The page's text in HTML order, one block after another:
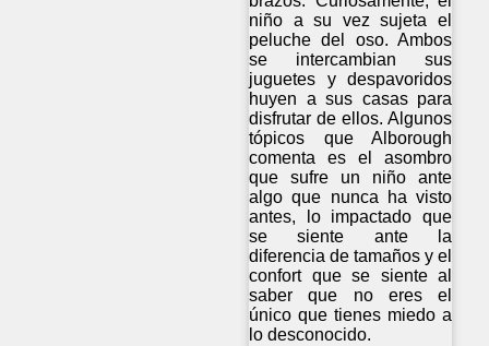
niño a su vez sujeta el
peluche del oso. Ambos
se intercambian sus
juguetes y despavoridos
huyen a sus casas para
disfrutar de ellos. Algunos
tópicos que Alborough
comenta es el asombro
que sufre un niño ante
algo que nunca ha visto
antes, lo impactado que
se siente ante la
diferencia de tamaños y el
confort que se siente al
saber que no eres el
único que tienes miedo a
lo desconocido.